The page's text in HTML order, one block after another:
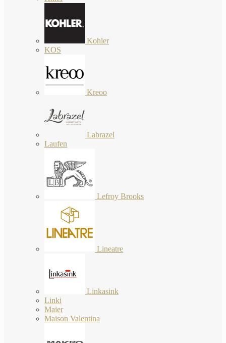
Kohler
KOS
Kreoo
Labrazel
Laufen
Lefroy Brooks
Lineatre
Linkasink
Linki
Maier
Maison Valentina